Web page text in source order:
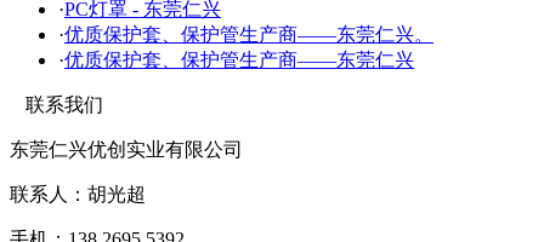
·PC灯罩 - 东莞仁兴
·优质保护套、保护管生产商——东莞仁兴。
·优质保护套、保护管生产商——东莞仁兴
联系我们
东莞仁兴优创实业有限公司
联系人：胡光超